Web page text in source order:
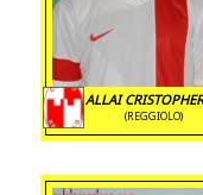
ALLAI
(REGGIOLO)